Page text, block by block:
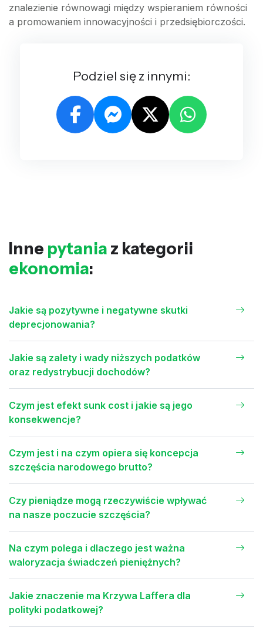
znalezienie równowagi między wspieraniem równości
a promowaniem innowacyjności i przedsiębiorczości.
Podziel się z innymi:
Inne pytania z kategorii
ekonomia:
Jakie są pozytywne i negatywne skutki
deprecjonowania?
Jakie są zalety i wady niższych podatków
oraz redystrybucji dochodów?
Czym jest efekt sunk cost i jakie są jego
konsekwencje?
Czym jest i na czym opiera się koncepcja
szczęścia narodowego brutto?
Czy pieniądze mogą rzeczywiście wpływać
na nasze poczucie szczęścia?
Na czym polega i dlaczego jest ważna
waloryzacja świadczeń pieniężnych?
Jakie znaczenie ma Krzywa Laffera dla
polityki podatkowej?